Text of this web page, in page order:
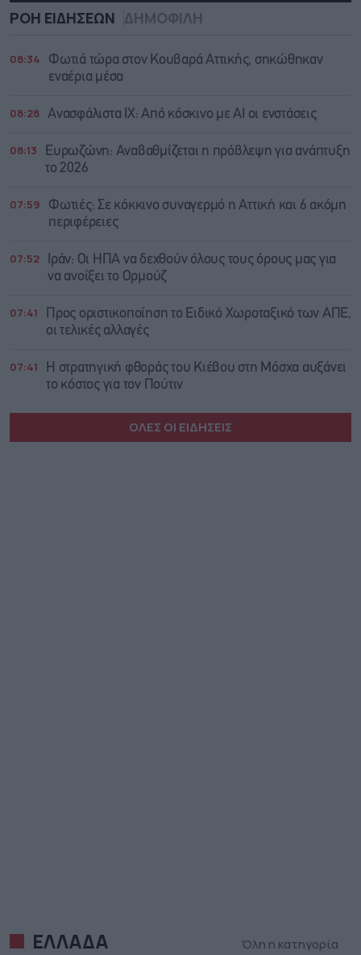
ΡΟΗ ΕΙΔΗΣΕΩΝ ΔΗΜΟΦΙΛΗ
08:34
Φωτιά τώρα στον Κουβαρά Αττικής, σηκώθηκαν
εναέρια μέσα
08:28 Ανασφάλιστα ΙΧ: Από κόσκινο με AI οι ενστάσεις
08:13
Ευρωζώνη: Αναβαθμίζεται η πρόβλεψη για ανάπτυξη
το 2026
07:59
Φωτιές: Σε κόκκινο συναγερμό η Αττική και 6 ακόμη
περιφέρειες
07:52
Ιράν: Οι ΗΠΑ να δεχθούν όλους τους όρους μας για
να ανοίξει το Ορμούζ
07:41
Προς οριστικοποίηση το Ειδικό Χωροταξικό των ΑΠΕ,
οι τελικές αλλαγές
07:41
Η στρατηγική φθοράς του Κιέβου στη Μόσχα αυξάνει
το κόστος για τον Πούτιν
ΟΛΕΣ ΟΙ ΕΙΔΗΣΕΙΣ
ΕΛΛΑΔΑ Όλη η κατηγορία